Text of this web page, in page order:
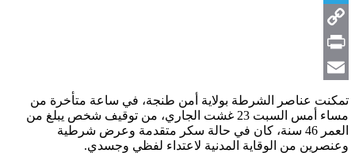
Telegram
Copy
Link
Print
Email
تمكنت عناصر الشرطة بولاية أمن طنجة، في ساعة متأخرة من
مساء أمس السبت 23 غشت الجاري، من توقيف شخص يبلغ من
العمر 46 سنة، كان في حالة سكر متقدمة وعرض شرطية
وعنصرين من الوقاية المدنية لاعتداء لفظي وجسدي.